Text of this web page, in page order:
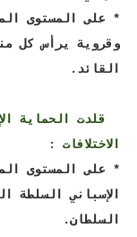
* على المستوى
وقروية يرأس كل
القائد.
قلدت الحماية
الاختلافات :
* على المستوى
الإسباني السلطة
السلطان.